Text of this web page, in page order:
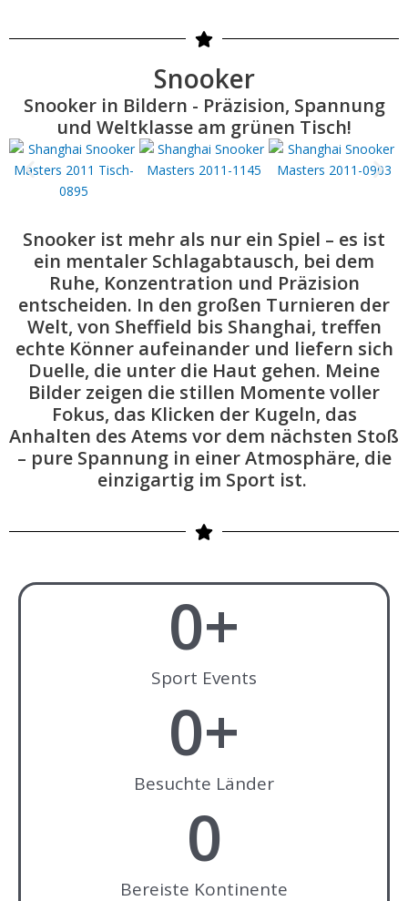
Snooker
Snooker in Bildern - Präzision, Spannung
und Weltklasse am grünen Tisch!
Snooker ist mehr als nur ein Spiel – es ist
ein mentaler Schlagabtausch, bei dem
Ruhe, Konzentration und Präzision
entscheiden. In den großen Turnieren der
Welt, von Sheffield bis Shanghai, treffen
echte Könner aufeinander und liefern sich
Duelle, die unter die Haut gehen. Meine
Bilder zeigen die stillen Momente voller
Fokus, das Klicken der Kugeln, das
Anhalten des Atems vor dem nächsten Stoß
– pure Spannung in einer Atmosphäre, die
einzigartig im Sport ist.
Sport Events
0+
Besuchte Länder
0+
Bereiste Kontinente
0